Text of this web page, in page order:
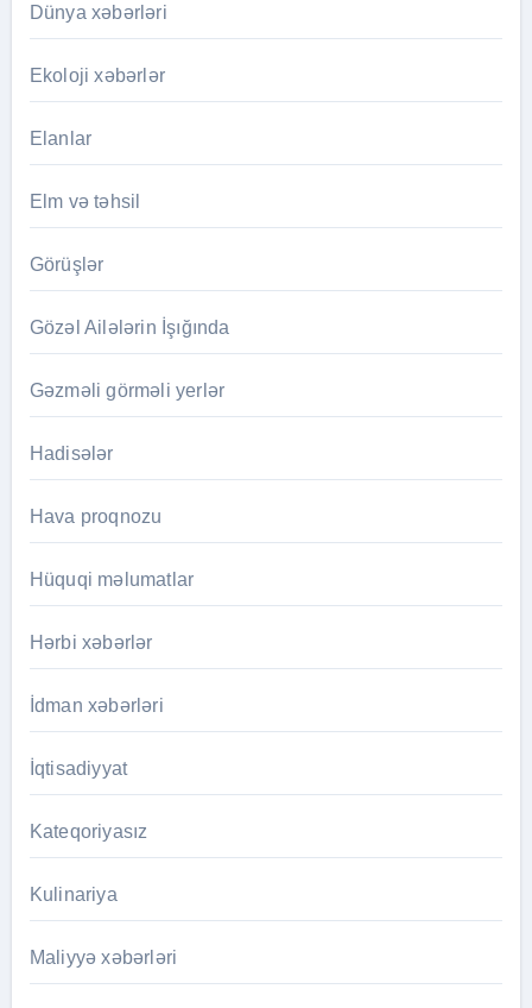
Dünya xəbərləri
Ekoloji xəbərlər
Elanlar
Elm və təhsil
Görüşlər
Gözəl Ailələrin İşığında
Gəzməli görməli yerlər
Hadisələr
Hava proqnozu
Hüquqi məlumatlar
Hərbi xəbərlər
İdman xəbərləri
İqtisadiyyat
Kateqoriyasız
Kulinariya
Maliyyə xəbərləri